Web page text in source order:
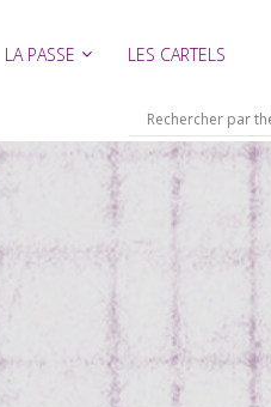
LA PASSE LES CARTELS